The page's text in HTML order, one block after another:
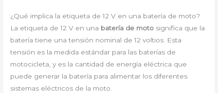
¿Qué implica la etiqueta de 12 V en una batería de moto?
La etiqueta de 12 V en una batería de moto significa que la
batería tiene una tensión nominal de 12 voltios. Esta
tensión es la medida estándar para las baterías de
motocicleta, y es la cantidad de energía eléctrica que
puede generar la batería para alimentar los diferentes
sistemas eléctricos de la moto.